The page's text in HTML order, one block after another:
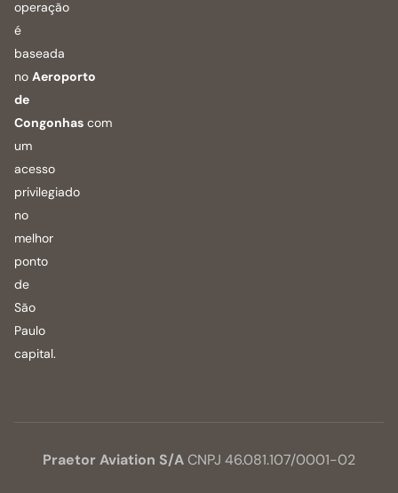
operação
é
baseada
no Aeroporto
de
Congonhas com
um
acesso
privilegiado
no
melhor
ponto
de
São
Paulo
capital.
Praetor Aviation S/ACNPJ 46.081.107/0001-02